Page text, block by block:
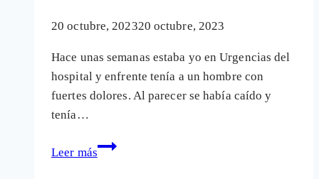
en
a
20 octubre, 202320 octubre, 2023
Hace unas semanas estaba yo en Urgencias del
hospital y enfrente tenía a un hombre con
fuertes dolores. Al parecer se había caído y
tenía…
Leer más
La